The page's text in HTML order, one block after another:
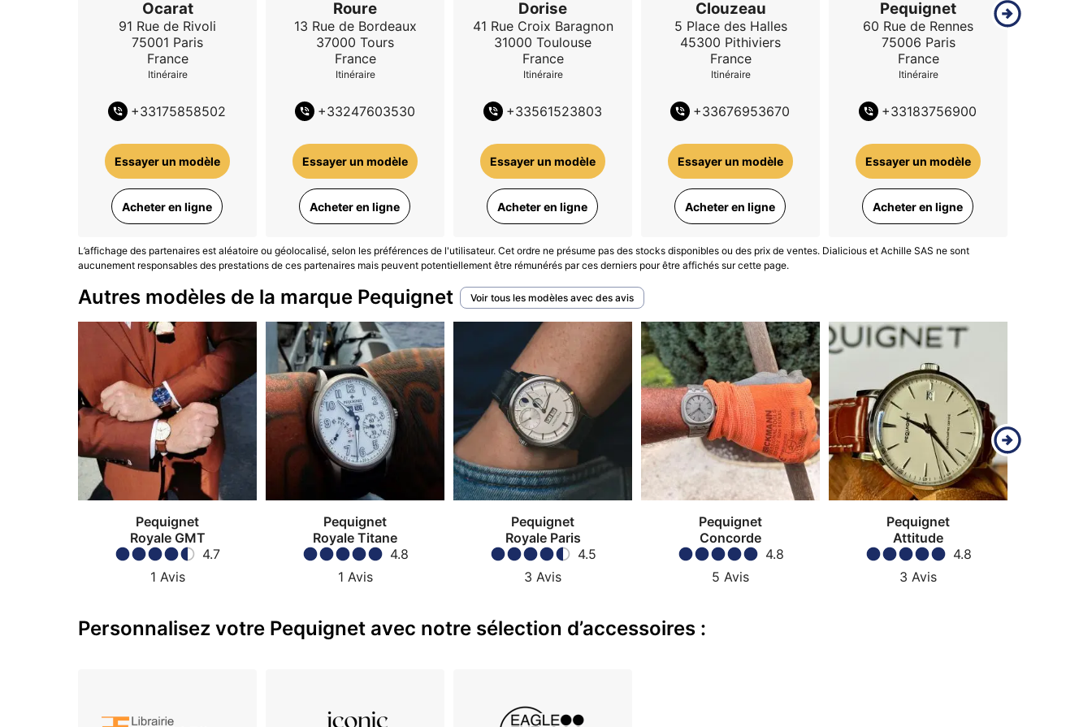
profondément personnelle
. Grâce à son Calibre Royal® manuel, son cadran opalin et sa réserve de marche remarquable, elle propose une lecture
raffinée et sensible de la montre habillée contemporaine.
Les avis de propriétaires Dialicious sont une solution pertinente
pour choisir la montre qui nous ressemble.
(Mise à jour Mai 2026)
Ocarat
91 Rue de Rivoli
75001 Paris
France
Itinéraire
+33175858502
Essayer un modèle
Acheter en ligne
Roure
13 Rue de Bordeaux
37000 Tours
France
Itinéraire
+33247603530
Essayer un modèle
Acheter en ligne
Dorise
41 Rue Croix Baragnon
31000 Toulouse
France
Itinéraire
+33561523803
Essayer un modèle
Acheter en ligne
Clouzeau
5 Place des Halles
45300 Pithiviers
France
Itinéraire
+33676953670
Essayer un modèle
Acheter en ligne
Pequignet
60 Rue de Rennes
75006 Paris
France
Itinéraire
+33183756900
Essayer un modèle
Acheter en ligne
L’affichage des partenaires est aléatoire ou géolocalisé, selon les préférences de l'utilisateur. Cet ordre ne présume pas des stocks disponibles ou des prix de ventes. Dialicious et Achille SAS ne sont
aucunement responsables des prestations de ces partenaires mais peuvent potentiellement être rémunérés par ces derniers pour être affichés sur cette page.
Autres modèles de la marque Pequignet Voir tous les modèles avec des avis
Pequignet
Royale GMT
4.7
1 Avis
Pequignet
Royale Titane
4.8
1 Avis
Pequignet
Royale Paris
4.5
3 Avis
Pequignet
Concorde
4.8
5 Avis
Pequignet
Attitude
4.8
3 Avis
Personnalisez votre Pequignet avec notre sélection d’accessoires :